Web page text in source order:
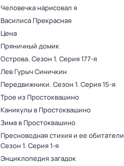
Человечка нарисовал я
Василиса Прекрасная
Цена
Пряничный домик
Острова. Сезон 1. Серия 177-я
Лев Гурыч Синичкин
Передвижники. Сезон 1. Серия 15-я
Трое из Простоквашино
Каникулы в Простоквашино
Зима в Простоквашино
Пресноводная стихия и ее обитатели
Сезон 1. Серия 1-я
Энциклопедия загадок